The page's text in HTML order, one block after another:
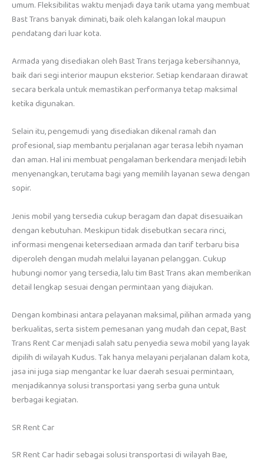
umum. Fleksibilitas waktu menjadi daya tarik utama yang membuat
Bast Trans banyak diminati, baik oleh kalangan lokal maupun
pendatang dari luar kota.
Armada yang disediakan oleh Bast Trans terjaga kebersihannya,
baik dari segi interior maupun eksterior. Setiap kendaraan dirawat
secara berkala untuk memastikan performanya tetap maksimal
ketika digunakan.
Selain itu, pengemudi yang disediakan dikenal ramah dan
profesional, siap membantu perjalanan agar terasa lebih nyaman
dan aman. Hal ini membuat pengalaman berkendara menjadi lebih
menyenangkan, terutama bagi yang memilih layanan sewa dengan
sopir.
Jenis mobil yang tersedia cukup beragam dan dapat disesuaikan
dengan kebutuhan. Meskipun tidak disebutkan secara rinci,
informasi mengenai ketersediaan armada dan tarif terbaru bisa
diperoleh dengan mudah melalui layanan pelanggan. Cukup
hubungi nomor yang tersedia, lalu tim Bast Trans akan memberikan
detail lengkap sesuai dengan permintaan yang diajukan.
Dengan kombinasi antara pelayanan maksimal, pilihan armada yang
berkualitas, serta sistem pemesanan yang mudah dan cepat, Bast
Trans Rent Car menjadi salah satu penyedia sewa mobil yang layak
dipilih di wilayah Kudus. Tak hanya melayani perjalanan dalam kota,
jasa ini juga siap mengantar ke luar daerah sesuai permintaan,
menjadikannya solusi transportasi yang serba guna untuk
berbagai kegiatan.
SR Rent Car
SR Rent Car hadir sebagai solusi transportasi di wilayah Bae,